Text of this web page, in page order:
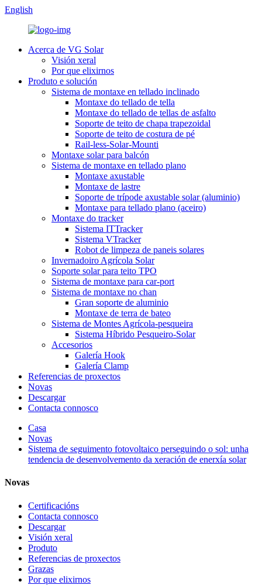
English
Acerca de VG Solar
Visión xeral
Por que elixirnos
Produto e solución
Sistema de montaxe en tellado inclinado
Montaxe do tellado de tella
Montaxe do tellado de tellas de asfalto
Soporte de teito de chapa trapezoidal
Soporte de teito de costura de pé
Rail-less-Solar-Mounti
Montaxe solar para balcón
Sistema de montaxe en tellado plano
Montaxe axustable
Montaxe de lastre
Soporte de trípode axustable solar (aluminio)
Montaxe para tellado plano (aceiro)
Montaxe do tracker
Sistema ITTracker
Sistema VTracker
Robot de limpeza de paneis solares
Invernadoiro Agrícola Solar
Soporte solar para teito TPO
Sistema de montaxe para car-port
Sistema de montaxe no chan
Gran soporte de aluminio
Montaxe de terra de bateo
Sistema de Montes Agrícola-pesqueira
Sistema Híbrido Pesqueiro-Solar
Accesorios
Galería Hook
Galería Clamp
Referencias de proxectos
Novas
Descargar
Contacta connosco
Casa
Novas
Sistema de seguimento fotovoltaico perseguindo o sol: unha
tendencia de desenvolvemento da xeración de enerxía solar
Novas
Certificacións
Contacta connosco
Descargar
Visión xeral
Produto
Referencias de proxectos
Grazas
Por que elixirnos